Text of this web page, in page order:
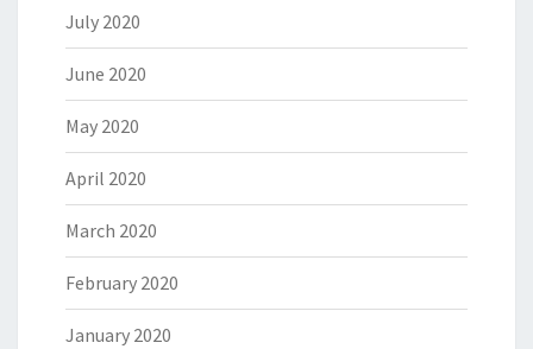
July 2020
June 2020
May 2020
April 2020
March 2020
February 2020
January 2020